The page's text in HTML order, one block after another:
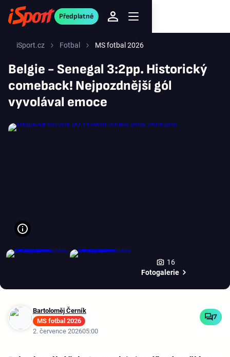
Předplatné
iSport.cz Fotbal MS fotbal 2026
Belgie - Senegal 3:2pp. Historický
comeback! Nejpozdnější gól
vyvolával emoce
16
Fotogalerie
Bartoloměj Černík
MS fotbal 2026
2. července 202605:00
7